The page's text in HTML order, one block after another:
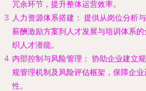
冗余环节，提升整体运营效率。
人力资源体系搭建： 提供从岗位分析
薪酬激励方案到人才发展与培训体系
织人才潜能。
内部控制与风险管理： 协助企业建立
规管理机制及风险评估框架，保障企
性。